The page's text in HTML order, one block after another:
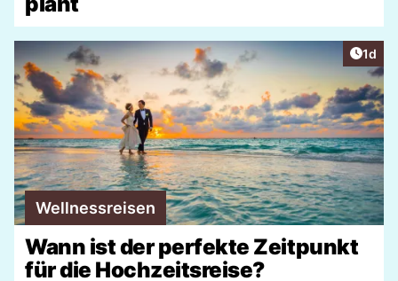
1d
Wellnessreisen
Wann ist der perfekte Zeitpunkt
für die Hochzeitsreise?